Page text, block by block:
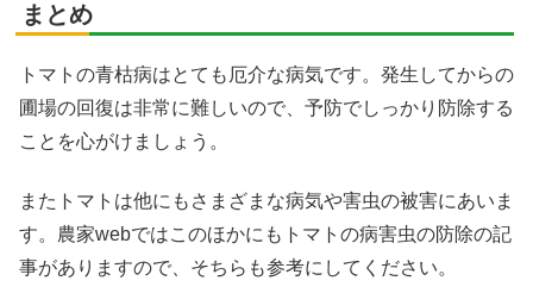
まとめ
トマトの青枯病はとても厄介な病気です。発生してからの
圃場の回復は非常に難しいので、予防でしっかり防除する
ことを心がけましょう。
またトマトは他にもさまざまな病気や害虫の被害にあいま
す。農家webではこのほかにもトマトの病害虫の防除の記
事がありますので、そちらも参考にしてください。